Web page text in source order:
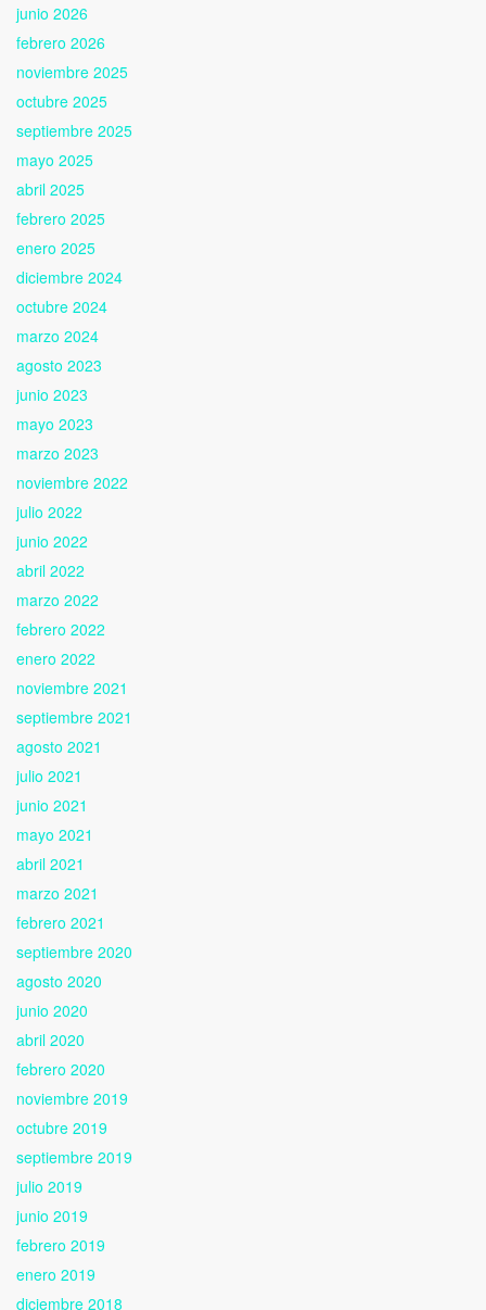
junio 2026
febrero 2026
noviembre 2025
octubre 2025
septiembre 2025
mayo 2025
abril 2025
febrero 2025
enero 2025
diciembre 2024
octubre 2024
marzo 2024
agosto 2023
junio 2023
mayo 2023
marzo 2023
noviembre 2022
julio 2022
junio 2022
abril 2022
marzo 2022
febrero 2022
enero 2022
noviembre 2021
septiembre 2021
agosto 2021
julio 2021
junio 2021
mayo 2021
abril 2021
marzo 2021
febrero 2021
septiembre 2020
agosto 2020
junio 2020
abril 2020
febrero 2020
noviembre 2019
octubre 2019
septiembre 2019
julio 2019
junio 2019
febrero 2019
enero 2019
diciembre 2018